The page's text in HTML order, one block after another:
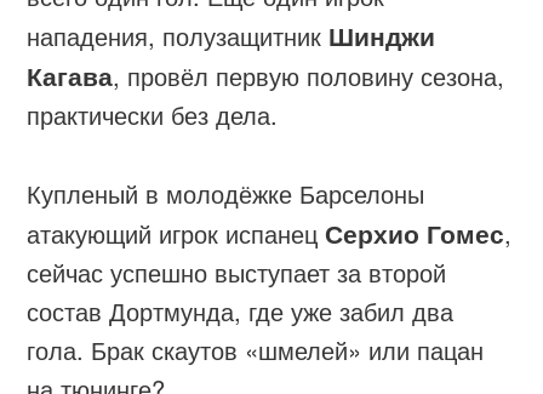
нападения, полузащитник Шинджи
Кагава, провёл первую половину сезона,
практически без дела.
Купленый в молодёжке Барселоны
атакующий игрок испанец Серхио Гомес,
сейчас успешно выступает за второй
состав Дортмунда, где уже забил два
гола. Брак скаутов «шмелей» или пацан